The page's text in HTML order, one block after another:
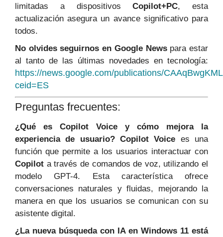
limitadas a dispositivosCopilot+PC, esta
actualización asegura un avance significativo para
todos.
No olvides seguirnos en Google Newspara estar
al tanto de las últimas novedades en tecnología:
https://news.google.com/publications/
ceid=ES
Preguntas frecuentes:
¿Qué es Copilot Voice y cómo mejora la
experiencia de usuario? Copilot Voice es una
función que permite a los usuarios interactuar con
Copilot a través de comandos de voz, utilizando el
modelo GPT-4. Esta característica ofrece
conversaciones naturales y fluidas, mejorando la
manera en que los usuarios se comunican con su
asistente digital.
¿La nueva búsqueda con IA en Windows 11 está